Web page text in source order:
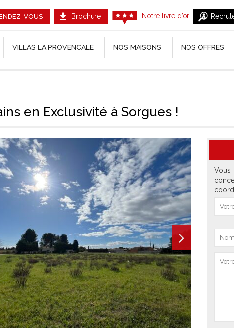
VOUS Brochure Notre livre d’or
VILLAS LA PROVENCALE NOS MAISONS NOS OFFRES
en Exclusivité à Sorgues !
Vous